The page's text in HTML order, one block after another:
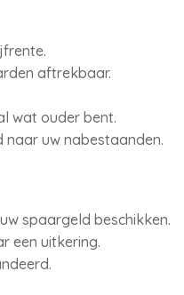
aftrekbaar.
wat ouder bent.
uw nabestaanden.
spaargeld beschikken.
een uitkering.